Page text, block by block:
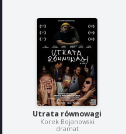
Utrata równowagi
Korek Bojanowski
dramat